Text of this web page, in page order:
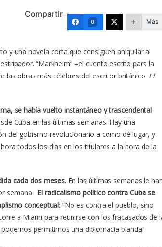
Compartir
0 Más
y una novela corta que consiguen aniquilar al
“Markheim” –el cuento escrito para la
las obras más célebres del escritor británico: El
se había vuelto instantáneo y trascendental
Cuba en las últimas semanas. Hay una
del gobierno revolucionario a como dé lugar, y
todos los días en los titulares a la hora de la
cada dos meses. En las últimas semanas le
semana. El radicalismo político contra Cuba se
conceptual: “No es contra el pueblo, sino
a Miami para reunirse con los fracasados de
permitirnos una diplomacia blanda”.